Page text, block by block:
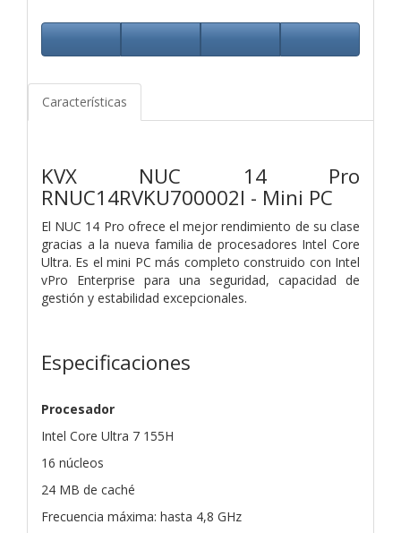
Características
KVX NUC 14 Pro
RNUC14RVKU700002I - Mini PC
El NUC 14 Pro ofrece el mejor rendimiento de su clase
gracias a la nueva familia de procesadores Intel Core
Ultra. Es el mini PC más completo construido con Intel
vPro Enterprise para una seguridad, capacidad de
gestión y estabilidad excepcionales.
Especificaciones
Procesador
Intel Core Ultra 7 155H
16 núcleos
24 MB de caché
Frecuencia máxima: hasta 4,8 GHz